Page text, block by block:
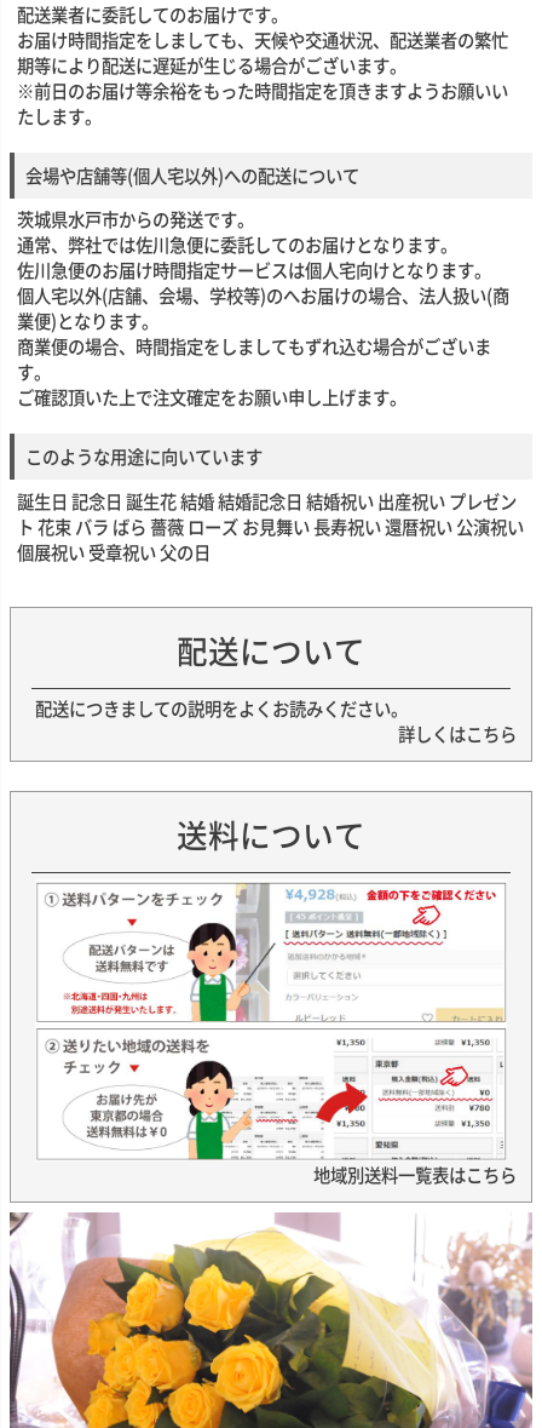
配送業者に委託してのお届けです。
お届け時間指定をしましても、天候や交通状況、配送業者の繁忙
期等により配送に遅延が生じる場合がございます。
※前日のお届け等余裕をもった時間指定を頂きますようお願いい
たします。
会場や店舗等(個人宅以外)への配送について
茨城県水戸市からの発送です。
通常、弊社では佐川急便に委託してのお届けとなります。
佐川急便のお届け時間指定サービスは個人宅向けとなります。
個人宅以外(店舗、会場、学校等)のへお届けの場合、法人扱い(商
業便)となります。
商業便の場合、時間指定をしましてもずれ込む場合がございま
す。
ご確認頂いた上で注文確定をお願い申し上げます。
このような用途に向いています
誕生日 記念日 誕生花 結婚 結婚記念日 結婚祝い 出産祝い プレゼン
ト 花束 バラ ばら 薔薇 ローズ お見舞い 長寿祝い 還暦祝い 公演祝い
個展祝い 受章祝い 父の日
配送について
配送につきましての説明をよくお読みください。
詳しくはこちら
送料について
地域別送料一覧表はこちら